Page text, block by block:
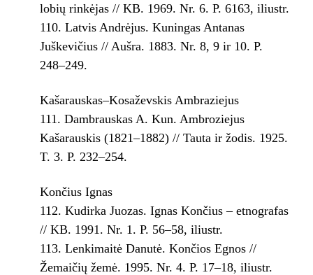
lobių rinkėjas // KB. 1969. Nr. 6. P. 61­63, iliustr.
Latvis Andrėjus. Kuningas Antanas
Juškevičius // Aušra. 1883. Nr. 8, 9 ir 10. P.
248–249.
Kašarauskas–Kosaževskis Ambraziejus
Dambrauskas A. Kun. Ambroziejus
Kašarauskis (1821–1882) // Tauta ir žodis. 1925.
T. 3. P. 232–254.
Končius Ignas
Kudirka Juozas. Ignas Končius – etnografas
// KB. 1991. Nr. 1. P. 56–58, iliustr.
Lenkimaitė Danutė. Končios Egnos //
Žemaičių žemė. 1995. Nr. 4. P. 17–18, iliustr.